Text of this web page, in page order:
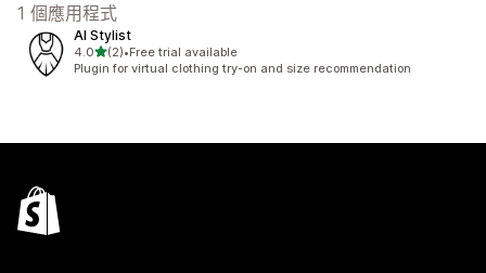
1 個應用程式
AI Stylist
4.0滿分 5 顆星
(2)
共有 2 則評價
•Free trial available
Plugin for virtual clothing try-on and size recommendation